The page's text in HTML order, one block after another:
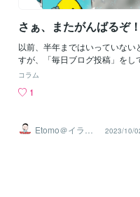
預ける行為は、ある意味「自分
る」ということを体で学ぶ瞬間
んどの人が感じるものです。私
初は「怖い、やめようかな」と
た。けれども、思い切って飛び
それまで抱えていた不安や恐怖
き合い、それを乗り越えること
変えるチャンスが生まれる」と
さぁ、またがんばるぞ！
以前、半年まではいっていない
すが、「毎日ブログ投稿」をし
たが、途切れてしまい、それか
が、、、何だろう、最近、公開
その流れを変える為に、また「
稿」をしたいと思いますよろし
コラム
1
Etomo＠イラス 2023/10/